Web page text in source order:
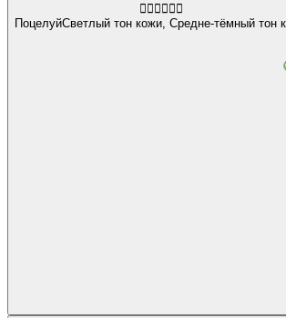
👨🏻‍❤️‍💋‍👨🏾
ПоцелуйСветлый тон кожи Средне-тёмный тон